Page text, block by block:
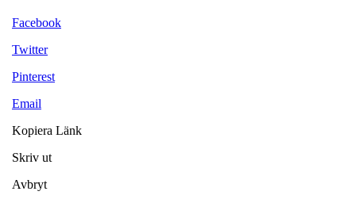
Facebook
Twitter
Pinterest
Email
Kopiera Länk
Skriv ut
Avbryt